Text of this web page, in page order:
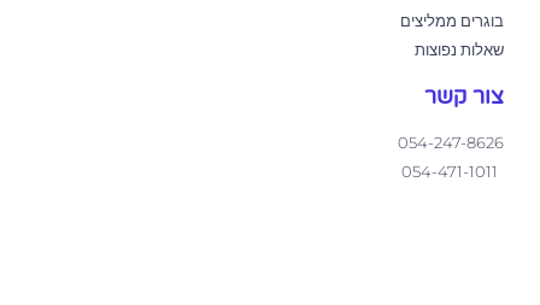
בוגרים ממליצים
שאלות נפוצות
צור קשר
054-247-8626
054-471-1011